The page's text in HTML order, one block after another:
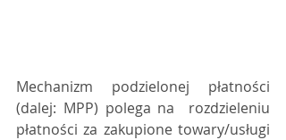
Mechanizm podzielonej płatności
(dalej: MPP) polega na  rozdzieleniu
płatności za zakupione towary/usługi